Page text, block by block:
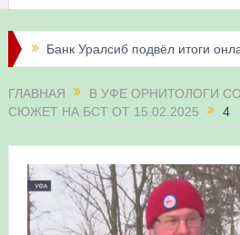
Банк Уралсиб подвёл итоги
Итоги акции «Соловьиные
Три птенца сапсанов
кольца
ГЛАВНАЯ
В УФЕ ОРНИТОЛОГИ
СЮЖЕТ НА БСТ ОТ 15.02.2025
4